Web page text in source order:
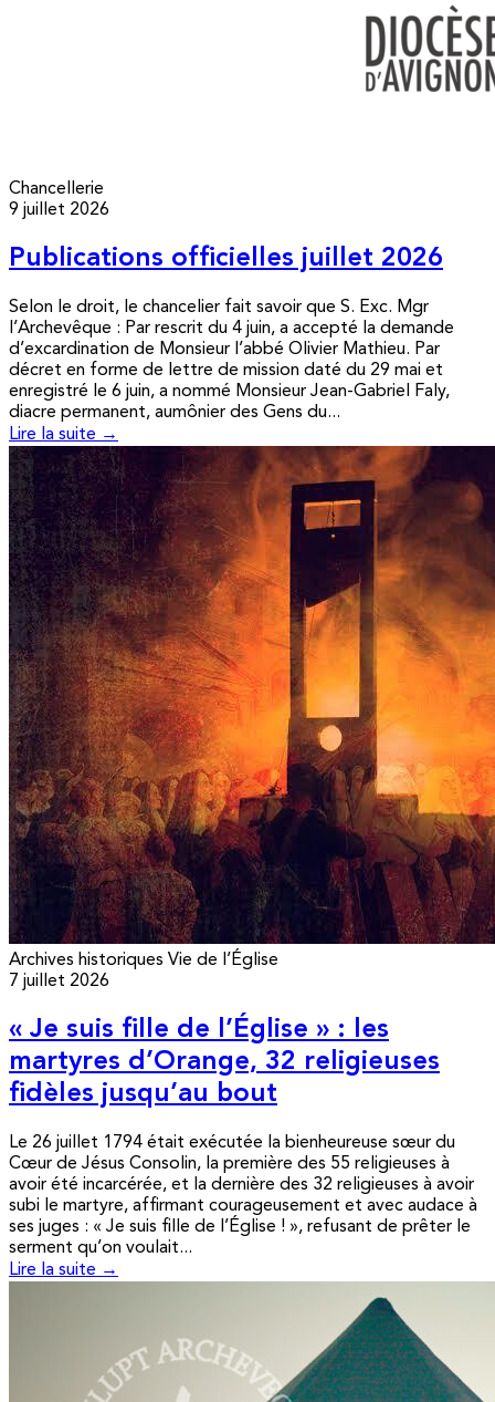
Chancellerie
9 juillet 2026
Publications officielles juillet 2026
Selon le droit, le chancelier fait savoir que S. Exc. Mgr
l’Archevêque : Par rescrit du 4 juin, a accepté la demande
d’excardination de Monsieur l’abbé Olivier Mathieu. Par
décret en forme de lettre de mission daté du 29 mai et
enregistré le 6 juin, a nommé Monsieur Jean-Gabriel Faly,
diacre permanent, aumônier des Gens du...
Lire la suite →
Archives historiques Vie de l’Église
7 juillet 2026
« Je suis fille de l’Église » : les
martyres d’Orange, 32 religieuses
fidèles jusqu’au bout
Le 26 juillet 1794 était exécutée la bienheureuse sœur du
Cœur de Jésus Consolin, la première des 55 religieuses à
avoir été incarcérée, et la dernière des 32 religieuses à avoir
subi le martyre, affirmant courageusement et avec audace à
ses juges : « Je suis fille de l’Église ! », refusant de prêter le
serment qu’on voulait...
Lire la suite →